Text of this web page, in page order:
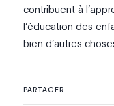
contribuent à
l’éducation des
bien d’autres
PARTAGER